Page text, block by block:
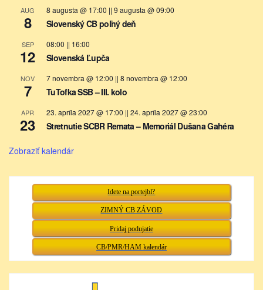
AUG
8
8 augusta @ 17:00 || 9 augusta @ 09:00
Slovenský CB poľný deň
SEP
12
08:00 || 16:00
Slovenská Ľupča
NOV
7
7 novembra @ 12:00 || 8 novembra @ 12:00
TuTofka SSB – III. kolo
APR
23
23. apríla 2027 @ 17:00 || 24. apríla 2027 @ 23:00
Stretnutie SCBR Remata – Memoriál Dušana Gahéra
Zobraziť kalendár
Idete na portejbl?
ZIMNÝ CB ZÁVOD
Pridaj podujatie
CB/PMR/HAM kalendár